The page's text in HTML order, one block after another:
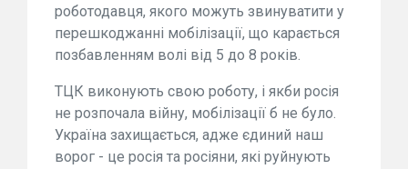
роботодавця, якого можуть звинуватити у
перешкоджанні мобілізації, що карається
позбавленням волі від 5 до 8 років.
ТЦК виконують свою роботу, і якби росія
не розпочала війну, мобілізації б не було.
Україна захищається, адже єдиний наш
ворог - це росія та росіяни, які руйнують